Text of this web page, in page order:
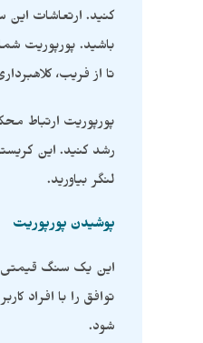
کنید. ارتعاشات
باشید. پورپوریت
تا از فریب،
پورپوریت ارتباط
رشد کنید. این
لنگر بیاورید.
پوشیدن پورپوریت
این یک سنگ قیمتی
توافق را با افراد
شود.